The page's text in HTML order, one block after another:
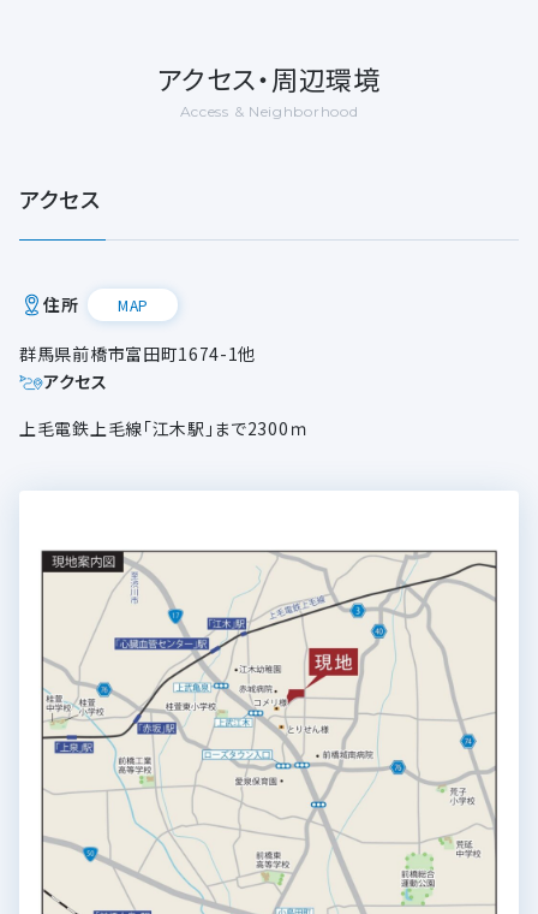
アクセス・周辺環境
Access & Neighborhood
アクセス
住所 MAP
群馬県前橋市富田町1674-1他
アクセス
上毛電鉄上毛線「江木駅」まで2300ｍ